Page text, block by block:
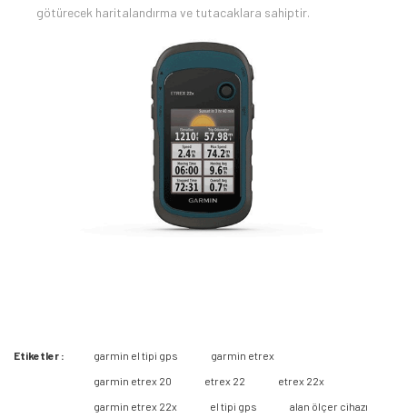
götürecek haritalandırma ve tutacaklara sahiptir.
Bu ürüne ilk yorumu siz yapın 2.000 Puan Kazanın!
Etiketler : garmin el tipi gps
garmin etrex
garmin etrex 20
etrex 22
etrex 22x
garmin etrex 22x
el tipi gps
alan ölçer cihazı